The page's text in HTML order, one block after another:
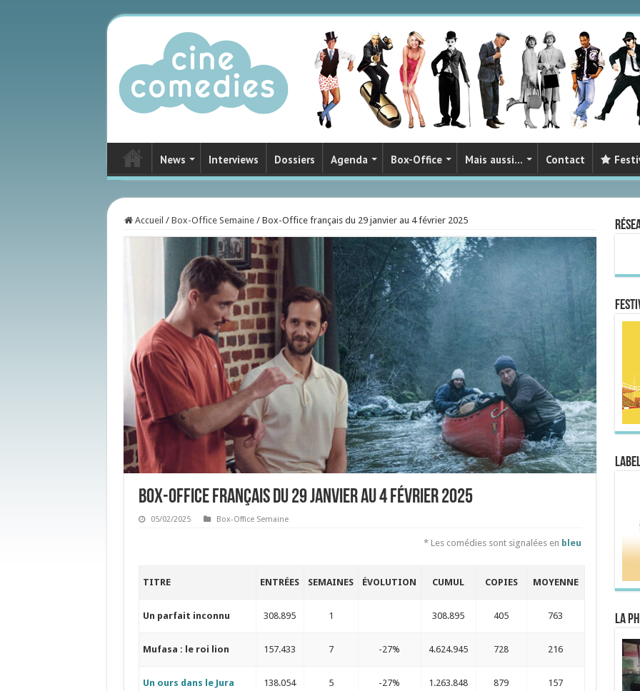
News Interviews Dossiers Agenda Box-Office Mais aussi… Contact
Accueil / Box-Office Semaine / Box-Office français du 29 janvier au 4 février 2025
Box-Office français du 29 janvier au 4 février 2025
05/02/2025 Box-Office Semaine
* Les comédies sont signalées en bleu
TITRE ENTRÉES SEMAINES ÉVOLUTION CUMUL COPIES MOYENNE
Un parfait inconnu 308.895 1 308.895 405 763
Mufasa : le roi lion 157.433 7 -27% 4.624.945 728 216
Un ours dans le Jura 138.054 5 -27% 1.263.848 879 157
La